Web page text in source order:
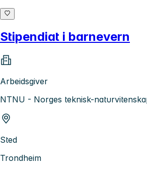
Stipendiat i barnevern
Arbeidsgiver
NTNU - Norges teknisk-
Sted
Trondheim